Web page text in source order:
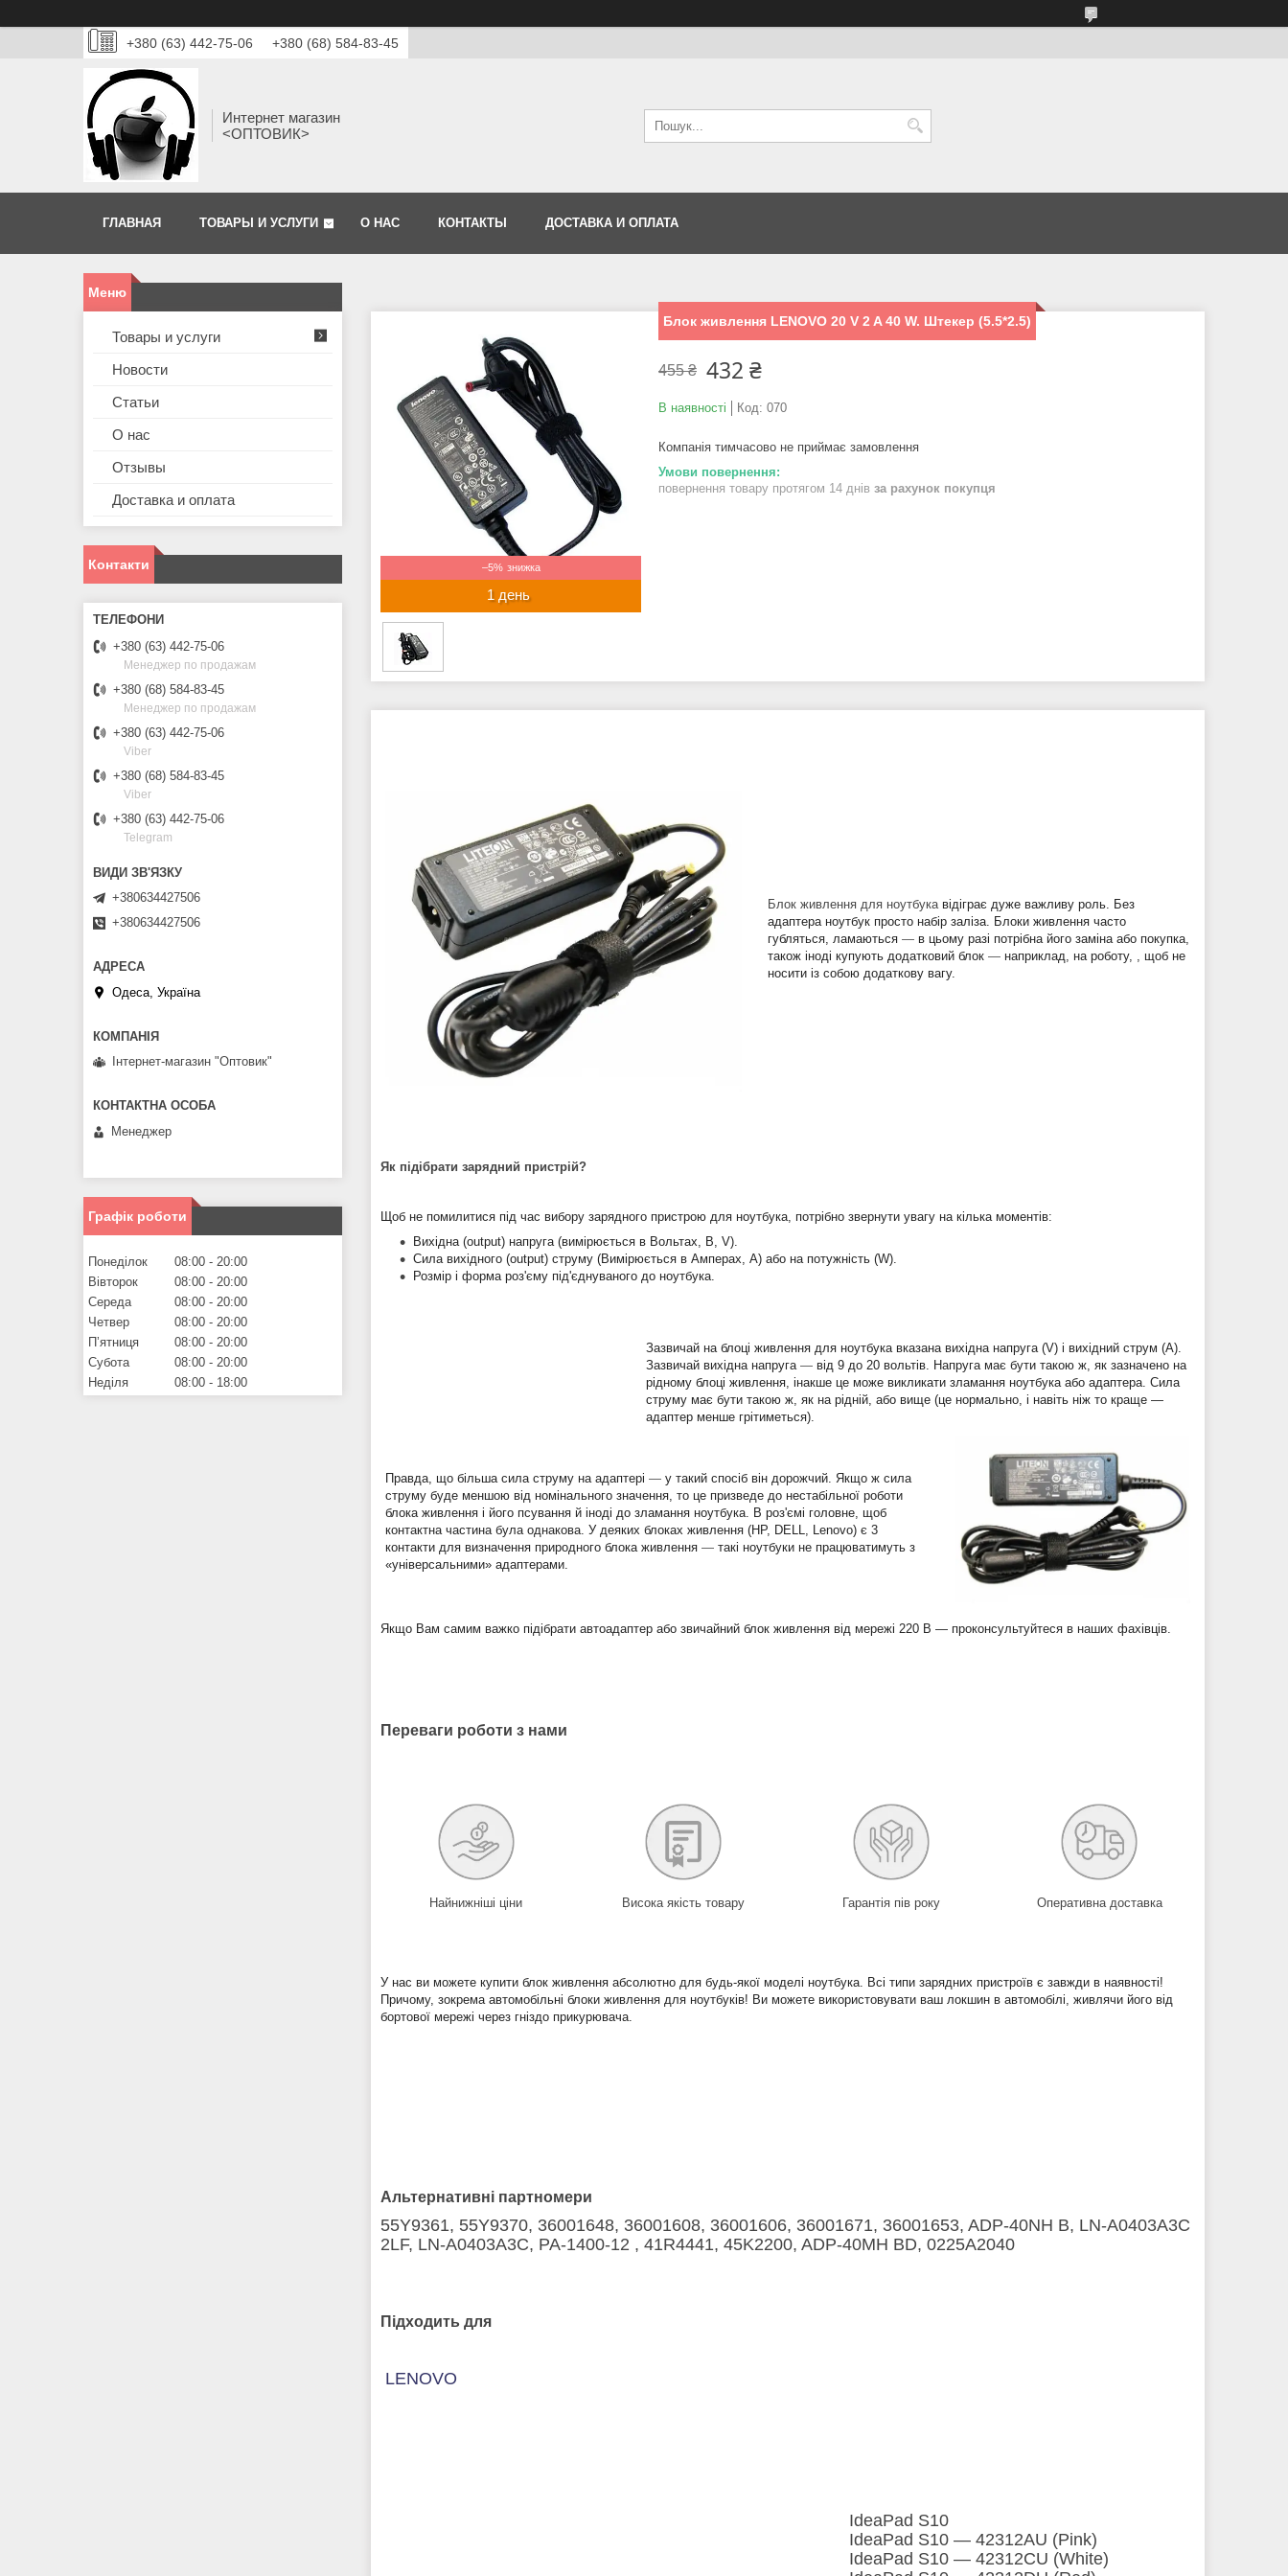
+380 (63) 442-75-06 +380 (68) 584-83-45
Интернет магазин
<ОПТОВИК>
ГЛАВНАЯ ТОВАРЫ И УСЛУГИ О НАС КОНТАКТЫ ДОСТАВКА И ОПЛАТА
–5%
1 день
Блок живлення LENOVO 20 V 2 A 40 W. Штекер (5.5*2.5)
455 ₴ 432 ₴
В наявності Код: 070
Компанія тимчасово не приймає замовлення
повернення товару протягом 14 днів за рахунок покупця
Блок живлення для ноутбука відіграє дуже важливу роль. Без
адаптера ноутбук просто набір заліза. Блоки живлення часто
губляться, ламаються — в цьому разі потрібна його заміна або покупка,
також іноді купують додатковий блок — наприклад, на роботу, , щоб не
носити із собою додаткову вагу.
Як підібрати зарядний пристрій?
Щоб не помилитися під час вибору зарядного пристрою для ноутбука, потрібно звернути увагу на кілька моментів:
Вихідна (output) напруга (вимірюється в Вольтах, В, V).
Сила вихідного (output) струму (Вимірюється в Амперах, А) або на потужність (W).
Розмір і форма роз'єму під'єднуваного до ноутбука.
Зазвичай на блоці живлення для ноутбука вказана вихідна напруга (V) і вихідний струм (A).
Зазвичай вихідна напруга — від 9 до 20 вольтів. Напруга має бути такою ж, як зазначено на
рідному блоці живлення, інакше це може викликати зламання ноутбука або адаптера. Сила
струму має бути такою ж, як на рідній, або вище (це нормально, і навіть ніж то краще —
адаптер менше грітиметься).
Правда, що більша сила струму на адаптері — у такий спосіб він дорожчий. Якщо ж сила
струму буде меншою від номінального значення, то це призведе до нестабільної роботи
блока живлення і його псування й іноді до зламання ноутбука. В роз'ємі головне, щоб
контактна частина була однакова. У деяких блоках живлення (HP, DELL, Lenovo) є 3
контакти для визначення природного блока живлення — такі ноутбуки не працюватимуть з
«універсальними» адаптерами.
Якщо Вам самим важко підібрати автоадаптер або звичайний блок живлення від мережі 220 В — проконсультуйтеся в наших фахівців.
Переваги роботи з нами
Найнижніші ціни Висока якість товару Гарантія пів року Оперативна доставка
У нас ви можете купити блок живлення абсолютно для будь-якої моделі ноутбука. Всі типи зарядних пристроїв є завжди в наявності!
Причому, зокрема автомобільні блоки живлення для ноутбуків! Ви можете використовувати ваш локшин в автомобілі, живлячи його від
бортової мережі через гніздо прикурювача.
Альтернативні партномери
55Y9361, 55Y9370, 36001648, 36001608, 36001606, 36001671, 36001653, ADP-40NH B, LN-A0403A3C
2LF, LN-A0403A3C, PA-1400-12 , 41R4441, 45K2200, ADP-40MH BD, 0225A2040
Підходить для
LENOVO
IdeaPad S10
IdeaPad S10 ― 42312AU (Pink)
IdeaPad S10 ― 42312CU (White)
Товары и услуги
Новости
Статьи
О нас
Отзывы
Доставка и оплата
Контакти
+380 (63) 442-75-06
Менеджер по продажам
+380 (68) 584-83-45
Менеджер по продажам
+380 (63) 442-75-06
Viber
+380 (68) 584-83-45
Viber
+380 (63) 442-75-06
Telegram
+380634427506
+380634427506
Одеса, Україна
Інтернет-магазин "Оптовик"
Менеджер
Графік роботи
Понеділок 08:00
20:00
Вівторок
08:00
20:00
Середа
08:00
20:00
Четвер
08:00
20:00
Пʼятниця
08:00
20:00
Субота
08:00
20:00
Неділя
08:00 18:00